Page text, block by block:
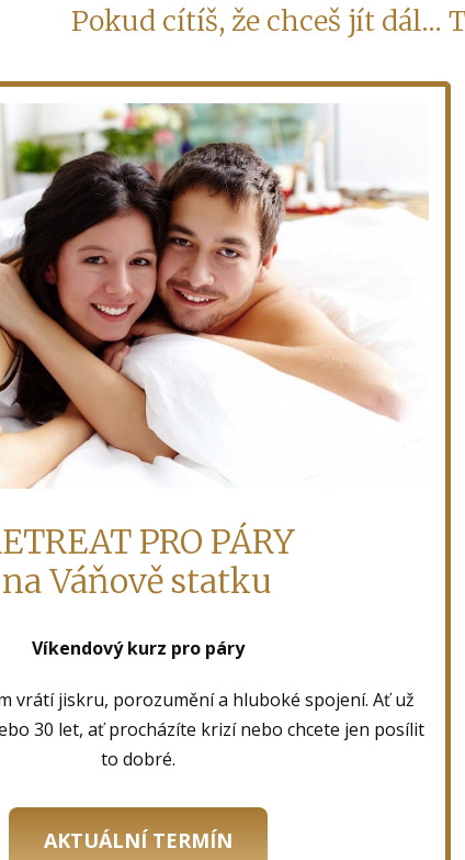
Pokud cítíš, že chceš jít dál…
PRO PÁRY
na Váňově statku
Víkendový kurz pro páry
vrátí jiskru, porozumění a hluboké spojení. Ať už
30 let, ať procházíte krizí nebo chcete jen posílit
to dobré.
AKTUÁLNÍ TERMÍN